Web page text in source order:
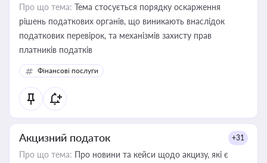
Про що тема: Тема стосується порядку оскарження
рішень податкових органів, що виникають внаслідок
податкових перевірок, та механізмів захисту прав
платників податків
Фінансові послуги
Акцизний податок +31
Про що тема: Про новини та кейси щодо акцизу, які є